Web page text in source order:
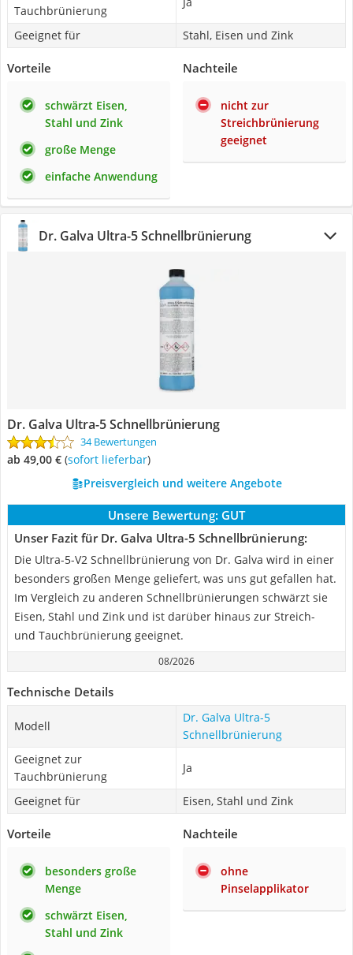
Tauchbrünierung
Geeignet für Stahl, Eisen und Zink
Vorteile
schwärzt Eisen,
Stahl und Zink
große Menge
einfache Anwendung
Nachteile
nicht zur
Streichbrünierung
geeignet
Dr. Galva Ultra-5 Schnellbrünierung
Dr. Galva Ultra-5 Schnellbrünierung
34 Bewertungen
ab 49,00 € ( Sofort lieferbar)
Preisvergleich und weitere Angebote
Unsere Bewertung: GUT
Unser Fazit für Dr. Galva Ultra-5 Schnellbrünierung:
Die Ultra-5-V2 Schnellbrünierung von Dr. Galva wird in einer
besonders großen Menge geliefert, was uns gut gefallen hat.
Im Vergleich zu anderen Schnellbrünierungen schwärzt sie
Eisen, Stahl und Zink und ist darüber hinaus zur Streich-
und Tauchbrünierung geeignet.
08/2026
Technische Details
Modell
Dr. Galva Ultra-5
Schnellbrünierung
Geeignet zur
Tauchbrünierung
Ja
Geeignet für Eisen, Stahl und Zink
Vorteile
besonders große
Menge
schwärzt Eisen,
Stahl und Zink
Nachteile
ohne
Pinselapplikator